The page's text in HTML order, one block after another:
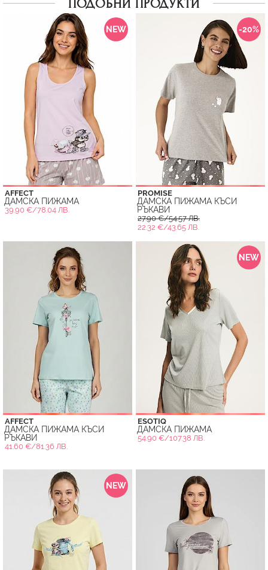
ПОДОБНИ ПРОДУКТИ
NEW
AFFECT
ДАМСКА ПИЖАМА
39.90 €/78.04 ЛВ.
-20%
PROMISE
ДАМСКА ПИЖАМА КЪСИ
РЪКАВИ
27.90 €/54.57 ЛВ.
22.32 €/43.65 ЛВ.
AFFECT
ДАМСКА ПИЖАМА КЪСИ
РЪКАВИ
41.60 €/81.36 ЛВ.
NEW
ESOTIQ
ДАМСКА ПИЖАМА
54.90 €/107.38 ЛВ.
NEW